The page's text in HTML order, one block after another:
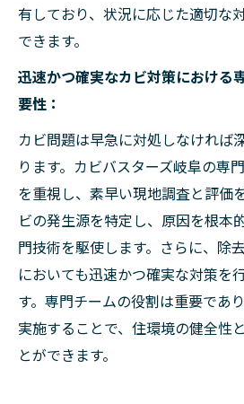
有しており、状況に応じた適切な
できます。
迅速かつ確実なカビ対策における
要性：
カビ問題は早急に対処しなければ
ります。カビバスターズ岐阜の専
を重視し、素早い現地調査と評価
ビの発生源を特定し、原因を根本
門技術を駆使します。さらに、除
においても迅速かつ確実な対策を
す。専門チームの役割は重要であ
実施することで、住環境の健全性
とができます。